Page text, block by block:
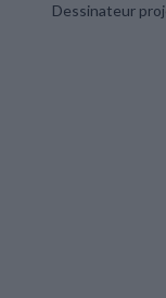
Dessinateur